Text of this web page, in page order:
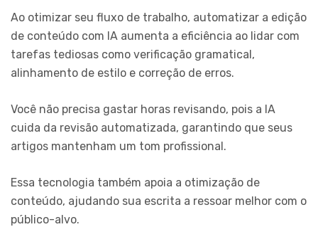
Ao otimizar seu fluxo de trabalho, automatizar a edição
de conteúdo com IA aumenta a eficiência ao lidar com
tarefas tediosas como verificação gramatical,
alinhamento de estilo e correção de erros.
Você não precisa gastar horas revisando, pois a IA
cuida da revisão automatizada, garantindo que seus
artigos mantenham um tom profissional.
Essa tecnologia também apoia a otimização de
conteúdo, ajudando sua escrita a ressoar melhor com o
público-alvo.